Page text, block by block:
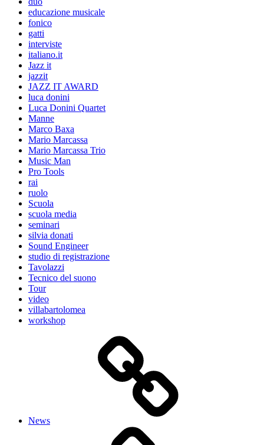
educazione musicale
fonico
gatti
interviste
italiano.it
Jazz it
jazzit
JAZZ IT AWARD
luca donini
Luca Donini Quartet
Manne
Marco Baxa
Mario Marcassa
Mario Marcassa Trio
Music Man
Pro Tools
rai
ruolo
Scuola
scuola media
seminari
silvia donati
Sound Engineer
studio di registrazione
Tavolazzi
Tecnico del suono
Tour
video
villabartolomea
workshop
News